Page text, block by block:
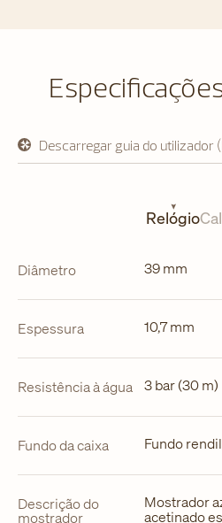
Descarregar guia do utilizador
abre
em
Relógio
Diâmetro 39 mm
Espessura 10,7 mm
Resistência à água 3 bar (30 m)
Fundo da caixa Fundo
Descrição do
mostrador
Mostrador
acetinado